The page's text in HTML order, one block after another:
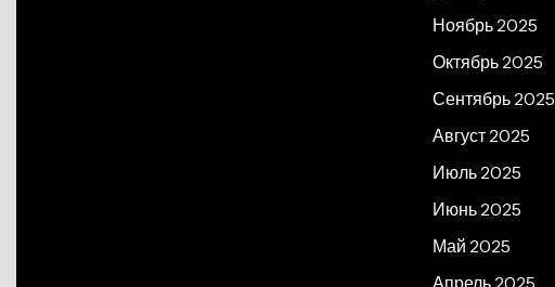
Ноябрь 2025
Октябрь 2025
Сентябрь 2025
Август 2025
Июль 2025
Июнь 2025
Май 2025
Апрель 2025